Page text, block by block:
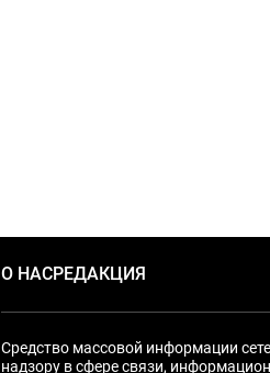
О НАСРЕДАКЦИЯ
Средство массовой информации
надзору в сфере связи,